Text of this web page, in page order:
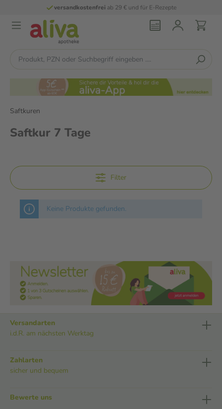
versandkostenfreiab 29 € und für E-Rezepte
Saftkuren
Saftkur 7 Tage
Filter
Keine Produkte gefunden.
Versandarten
i.d.R. am nächsten Werktag
Zahlarten
sicher und bequem
Bewerte uns